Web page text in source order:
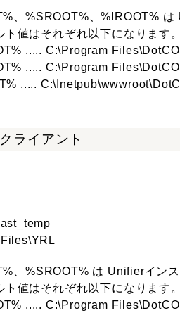
、%SROOT%、%IROOT% は
はそれぞれ以下になります。
..... C:\Program
..... C:\Program
.....
ライアント
、%SROOT% は Unifierインス
はそれぞれ以下になります。
..... C:\Program